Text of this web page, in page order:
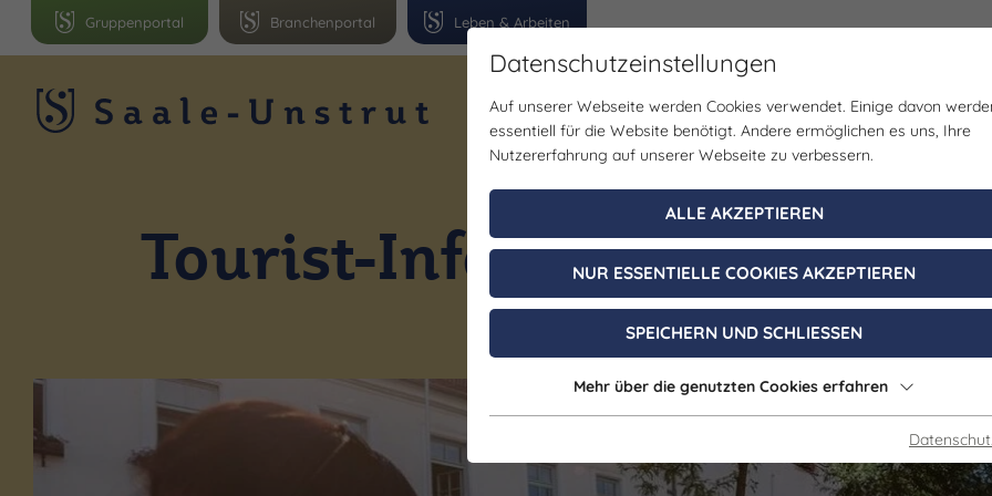
Leben & Arbeiten
Branchenportal
Gruppenportal
Region Erlebnisse Veranstaltungen Planen
Tourist-Information
Tourist-Information
Freyburg (Unstrut)
Datenschutzeinstellungen
Auf unserer Webseite werden Cookies verwendet. Einige davon
essentiell für die Website benötigt. Andere ermöglichen es uns, Ihre
Nutzererfahrung auf unserer Webseite zu verbessern.
ALLE AKZEPTIEREN
NUR ESSENTIELLE COOKIES AKZEPTIEREN
SPEICHERN UND SCHLIESSEN
Mehr über die genutzten Cookies erfahren